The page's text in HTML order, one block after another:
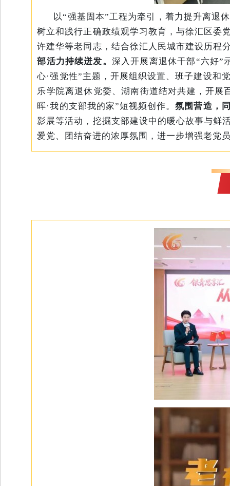
以“强基固本”工程为牵引，着力提升离退
树立和践行正确政绩观学习教育，与徐汇区委
许建华等老同志，结合徐汇人民城市建设历程
部活力持续迸发。 深入开展离退休干部“六好”
心·强党性”主题，开展组织设置、班子建设和
乐学院离退休党委、湖南街道结对共建，开
晖·我的支部我的家”短视频创作。氛围营造，
影展等活动，挖掘支部建设中的暖心故事与鲜
爱党、团结奋进的浓厚氛围，进一步增强老党